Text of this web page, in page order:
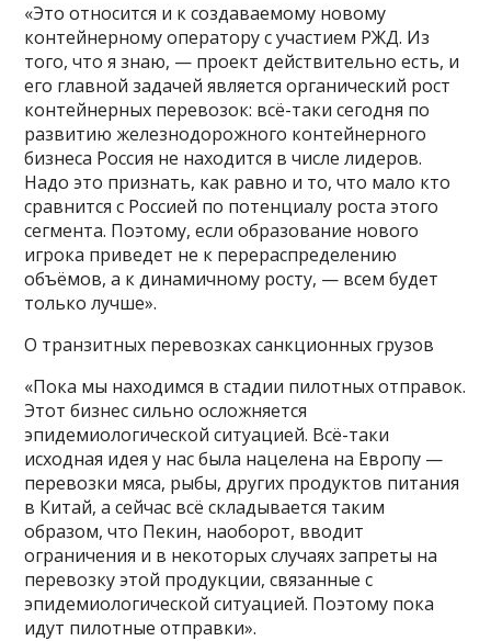
«Это относится и к создаваемому новому
контейнерному оператору с участием РЖД. Из
того, что я знаю, — проект действительно есть, и
его главной задачей является органический рост
контейнерных перевозок: всё-таки сегодня по
развитию железнодорожного контейнерного
бизнеса Россия не находится в числе лидеров.
Надо это признать, как равно и то, что мало кто
сравнится с Россией по потенциалу роста этого
сегмента. Поэтому, если образование нового
игрока приведет не к перераспределению
объёмов, а к динамичному росту, — всем будет
только лучше».
О транзитных перевозках санкционных грузов
«Пока мы находимся в стадии пилотных отправок.
Этот бизнес сильно осложняется
эпидемиологической ситуацией. Всё-таки
исходная идея у нас была нацелена на Европу —
перевозки мяса, рыбы, других продуктов питания
в Китай, а сейчас всё складывается таким
образом, что Пекин, наоборот, вводит
ограничения и в некоторых случаях запреты на
перевозку этой продукции, связанные с
эпидемиологической ситуацией. Поэтому пока
идут пилотные отправки».